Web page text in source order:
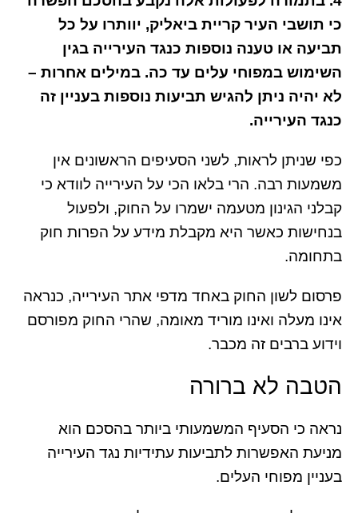
כי תושבי העיר קריית ביאליק, יוותרו על כל
תביעה או טענה נוספות כנגד העירייה בגין
השימוש במפוחי עלים עד כה. במילים אחרות –
לא יהיה ניתן להגיש תביעות נוספות בעניין זה
כנגד העירייה.
כפי שניתן לראות, לשני הסעיפים הראשונים אין
משמעות רבה. הרי בלאו הכי על העירייה לוודא כי
קבלני הגינון מטעמה ישמרו על החוק, ולפעול
בנחישות כאשר היא מקבלת מידע על הפרות חוק
בתחומה.
פרסום לשון החוק באחד מדפי אתר העירייה, כנראה
אינו מעלה ואינו מוריד מאומה, שהרי החוק מפורסם
וידוע ברבים זה מכבר.
הטבה לא ברורה
נראה כי הסעיף המשמעותי ביותר בהסכם הוא
מניעת האפשרות לתביעות עתידיות נגד העירייה
בעניין מפוחי העלים.